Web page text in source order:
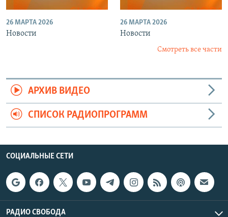
26 МАРТА 2026
Новости
26 МАРТА 2026
Новости
Смотреть все части
АРХИВ ВИДЕО
СПИСОК РАДИОПРОГРАММ
СОЦИАЛЬНЫЕ СЕТИ
РАДИО СВОБОДА